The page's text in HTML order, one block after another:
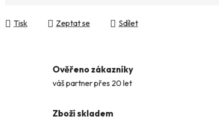
Tisk Zeptat se Sdílet
Ověřeno zákazníky
váš partner přes 20 let
Zboží skladem